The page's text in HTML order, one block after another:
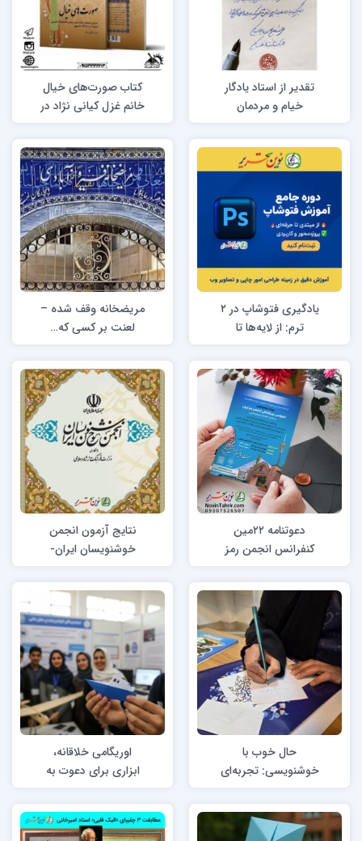
تقدیر از استاد یادگار
خیام و مردمان
سیرجان برای نمایشگاه
جان جهان ۳
کتاب صورت‌های خیال
خانم غزل کیانی نژاد در
طاقچه
یادگیری فتوشاپ در ۲
ترم: از لایه‌ها تا
پروژه‌های واقعی چاپ
و وب
مریضخانه وقف شده –
لعنت بر کسی که…
دعوتنامه ۲۲مین
کنفرانس انجمن رمز
ایران
نتایج آزمون انجمن
خوشنویسان ایران-
تابستان 1404
حال خوب با
خوشنویسی: تجربه‌ای
متفاوت برای نخبگان
علمی در پژوهشگاه
رویان
اوریگامی خلاقانه،
ابزاری برای دعوت به
نمایشگاه و ایونت‌ها